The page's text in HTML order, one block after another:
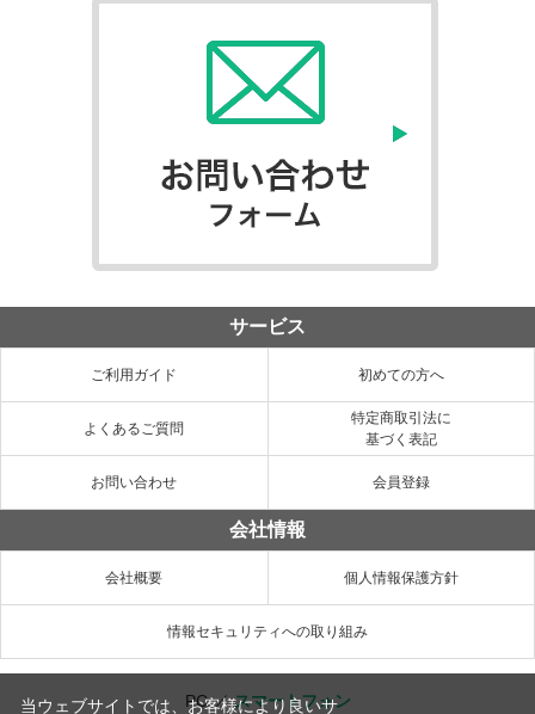
サービス
ご利用ガイド 初めての方へ
よくあるご質問
特定商取引法に
基づく表記
お問い合わせ 会員登録
会社情報
会社概要 個人情報保護方針
情報セキュリティへの取り組み
PC／スマートフォン
当ウェブサイトでは、お客様により良いサ